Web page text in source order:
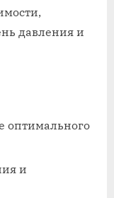
давления и
оптимального
и